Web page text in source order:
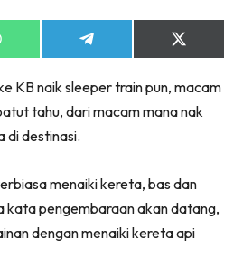
Share
on
Share
on
(Twitter)
KB naik sleeper train pun, macam
tahu, dari macam mana nak
di destinasi.
menaiki kereta, bas dan
kata pengembaraan akan datang,
dengan menaiki kereta api